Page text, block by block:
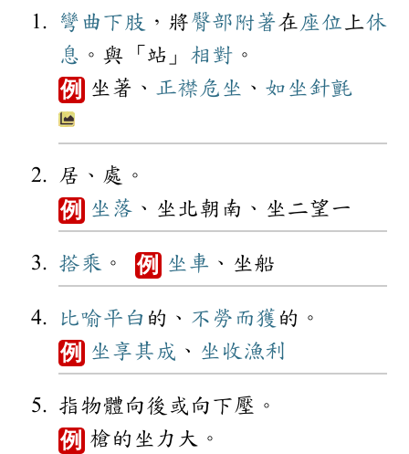
彎曲 下肢 ，將臀部 附著在 座位 上休
息 。與「站」 相對 。
例 坐著、 正襟危坐 、 如坐針氈
居、處。
例 坐落 、坐北朝南、坐二望一
搭乘 。 例 坐車 、坐船
比喻平白 的、 不勞而獲 的。
例 坐享其成 、 坐收漁利
指物體向後或向下壓。
例 槍的坐力大。